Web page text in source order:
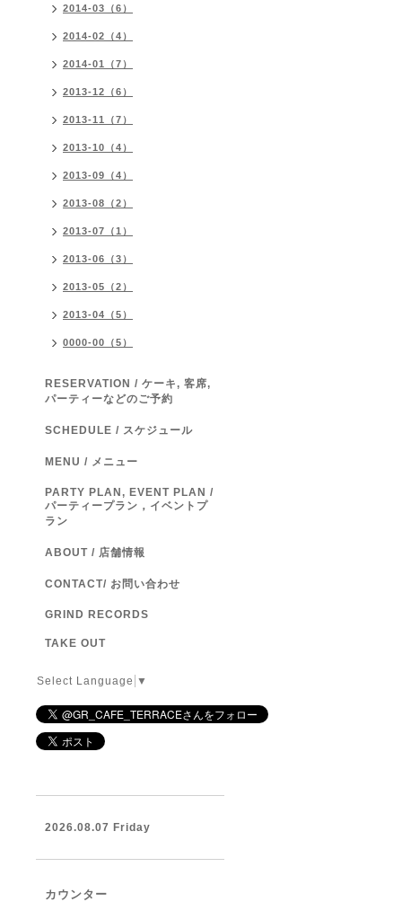
2014-03（6）
2014-02（4）
2014-01（7）
2013-12（6）
2013-11（7）
2013-10（4）
2013-09（4）
2013-08（2）
2013-07（1）
2013-06（3）
2013-05（2）
2013-04（5）
0000-00（5）
RESERVATION / ケーキ, 客席,
パーティーなどのご予約
SCHEDULE / スケジュール
MENU / メニュー
PARTY PLAN, EVENT PLAN /
パーティープラン，イベントプ
ラン
ABOUT / 店舗情報
CONTACT/ お問い合わせ
GRIND RECORDS
TAKE OUT
Select Language ▼
2026.08.07 Friday
カウンター